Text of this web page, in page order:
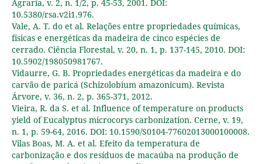
Agraria, v. 2, n. 1/2, p. 45-53, 2001. DOI:
10.5380/rsa.v2i1.976.
Vale, A. T. do et al. Relações entre propriedades químicas,
físicas e energéticas da madeira de cinco espécies de
cerrado. Ciência Florestal, v. 20, n. 1, p. 137-145, 2010. DOI:
10.5902/198050981767.
Vidaurre, G. B. Propriedades energéticas da madeira e do
carvão de paricá (Schizolobium amazonicum). Revista
Árvore, v. 36, n. 2, p. 365-371, 2012.
Vieira, R. da S. et al. Influence of temperature on products
yield of Eucalyptus microcorys carbonization. Cerne, v. 19,
n. 1, p. 59-64, 2016. DOI: 10.1590/S0104-77602013000100008.
Vilas Boas, M. A. et al. Efeito da temperatura de
carbonização e dos resíduos de macaúba na produção de